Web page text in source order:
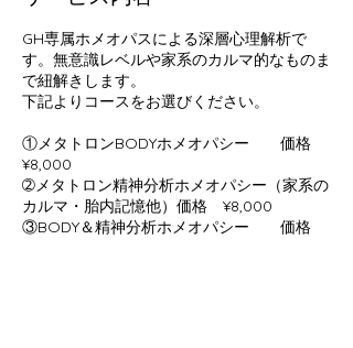
GH専属ホメオパスによる深層心理解析で
す。無意識レベルや家系のカルマ的なものま
で紐解きします。
下記よりコースをお選びください。
①メタトロンBODYホメオパシー 価格
¥8,000
➁メタトロン精神分析ホメオパシー（家系の
カルマ・胎内記憶他）価格 ¥8,000
③BODY＆精神分析ホメオパシー 価格